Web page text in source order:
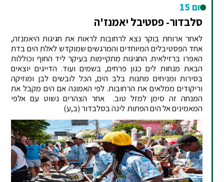
יום 15
סלבדור- פסטיבל יאמנז'ה
לאחר ארוחת בוקר נצא לרחובות לראות את חגיגות היאמנזה,
אחד הפסטיבלים המיוחדים והמרגשים שמוקדש לאלת הים בדת
האפרו ברזילאית. החגיגות מתקיימות בעיקר ליד החוף וכוללות
הבאת מנחות לים כגון פרחים, בשמים ועוד. הדייגים יוצאים
בסירות ומניחים מתנות בלב הים, הכל לובשים לבן ומוזיקה
וריקודים ממלאים את הרחובות. לפי האמונה אם הים מקבל את
המנחה זה סימן למזל טוב. אחר הצהרים נשוט עם אלפי
המאמינים אל הים הפתוח. לינה בסלבדור (ב,ע)